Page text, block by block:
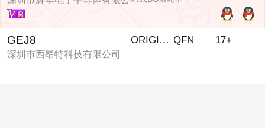
司
GEJ8
深圳市西昂特科技有限公司
ORIGINAL QFN 17+